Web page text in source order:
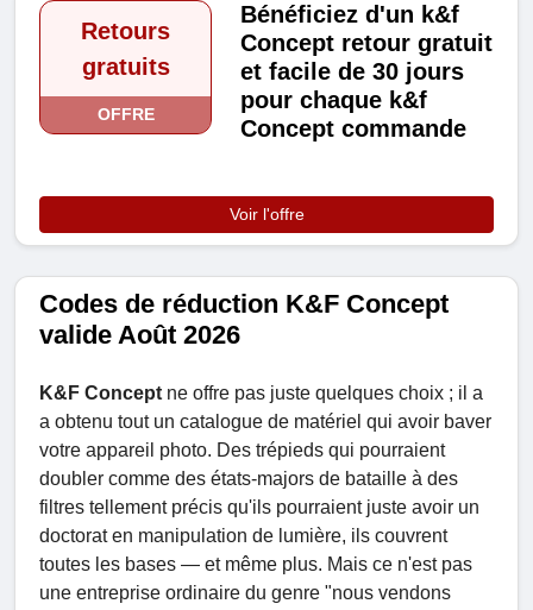
Retours
gratuits
OFFRE
Bénéficiez d'un k&f
Concept retour gratuit
et facile de 30 jours
pour chaque k&f
Concept commande
Voir l'offre
Codes de réduction K&F Concept
valide Août 2026
K&F Concept ne offre pas juste quelques choix ; il a
a obtenu tout un catalogue de matériel qui avoir baver
votre appareil photo. Des trépieds qui pourraient
doubler comme des états-majors de bataille à des
filtres tellement précis qu'ils pourraient juste avoir un
doctorat en manipulation de lumière, ils couvrent
toutes les bases — et même plus. Mais ce n'est pas
une entreprise ordinaire du genre "nous vendons